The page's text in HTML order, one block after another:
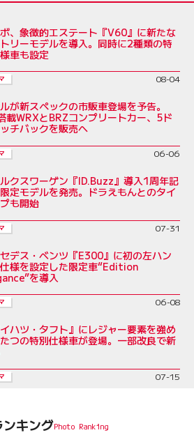
、象徴的エステート『V60』に新たな
リーモデルを導入。同時に2種類の特
車も設定
08-04
が新スペックの市販車登場を予告。
載WRXとBRZコンプリートカー、5ド
チバックを販売へ
06-06
クスワーゲン『ID.Buzz』導入1周年記
定モデルを発売。ドラえもんとのタイ
も開始
07-31
デス・ベンツ『E300』に初の左ハン
様を設定した限定車“Edition
を導入
06-08
イハツ・タフト』にレジャー要素を強め
つの特別仕様車が登場。一部改良で新
07-15
キング